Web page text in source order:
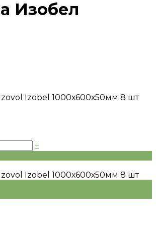
Изобел
Izobel 1000х600х50мм 8 шт
+
Izobel 1000х600х50мм 8 шт